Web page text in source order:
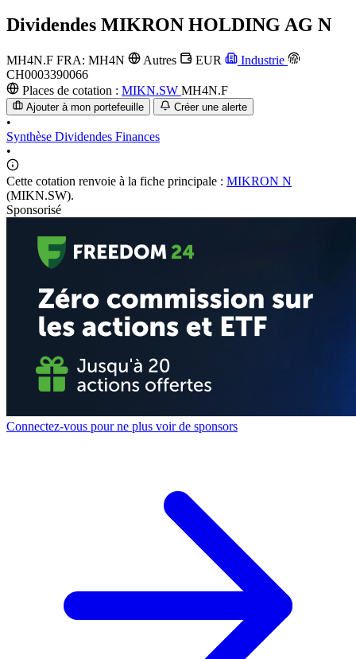
Dividendes MIKRON HOLDING AG N
MH4N.F FRA: MH4N Autres EUR
Industrie
CH0003390066
Places de cotation : MIKN.SW MH4N.F
Ajouter à mon portefeuille Créer une alerte
•
Synthèse Dividendes Finances
•
Cette cotation renvoie à la fiche principale : MIKRON N
(MIKN.SW).
Sponsorisé
Connectez-vous pour ne plus voir de sponsors